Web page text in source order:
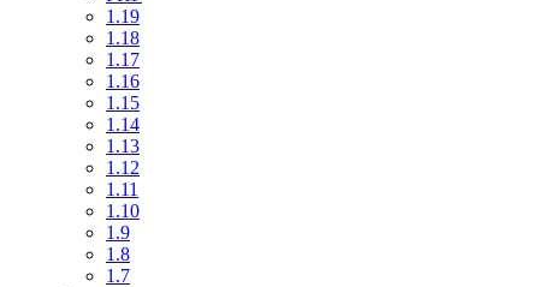
1.19
1.18
1.17
1.16
1.15
1.14
1.13
1.12
1.11
1.10
1.9
1.8
1.7